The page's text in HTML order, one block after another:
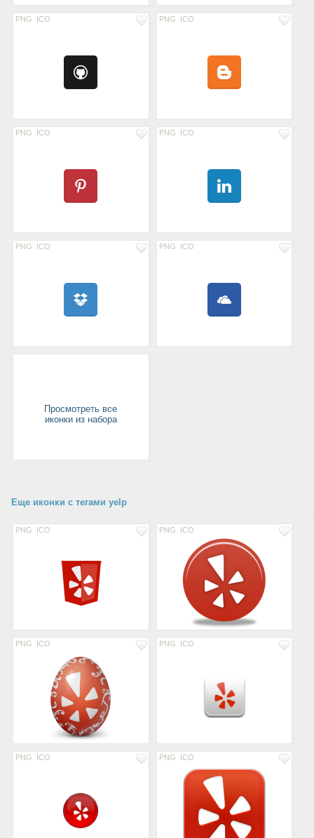
PNG ICO PNG ICO
PNG ICO PNG ICO
PNG ICO PNG ICO
Просмотреть все
иконки из набора
Еще иконки с тегами yelp
PNG ICO PNG ICO
PNG ICO PNG ICO
PNG ICO PNG ICO